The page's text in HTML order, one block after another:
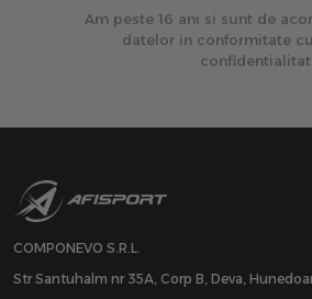
Am peste 16 ani si sunt de
datelor in conformitate
COMPONEVO S.R.L.
Str Santuhalm nr 35A, Corp B, Deva,